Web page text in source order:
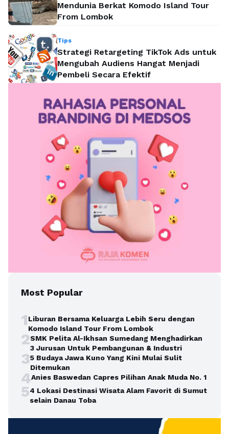
Mendunia Berkat Komodo Island Tour
From Lombok
Tips
Strategi Retargeting TikTok Ads untuk
Mengubah Audiens Hangat Menjadi
Pembeli Secara Efektif
Most Popular
1Liburan Bersama Keluarga Lebih Seru dengan
Komodo Island Tour From Lombok
2SMK Pelita Al-Ikhsan Sumedang Menghadirkan
3 Jurusan Untuk Pembangunan & Industri
35 Budaya Jawa Kuno Yang Kini Mulai Sulit
Ditemukan
4Anies Baswedan Capres Pilihan Anak Muda No. 1
54 Lokasi Destinasi Wisata Alam Favorit di Sumut
selain Danau Toba